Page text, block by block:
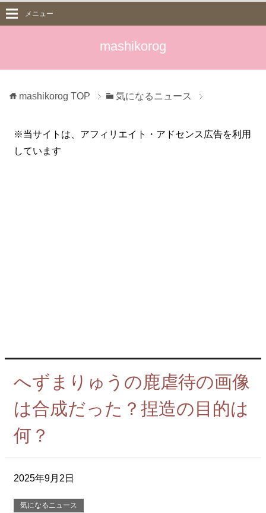
mashikorog
メニュー
mashikorog TOP 気になるニュース
※当サイトは、アフィリエイト・アドセンス広告を利用
しています
へずまりゅうの鹿虐待の画像
は合成だった？捏造の目的は
何？
2025年9月2日
気になるニュース